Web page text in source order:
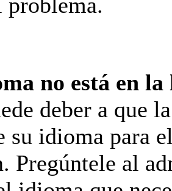
no está en
deber a que
su idioma para
Pregúntele al